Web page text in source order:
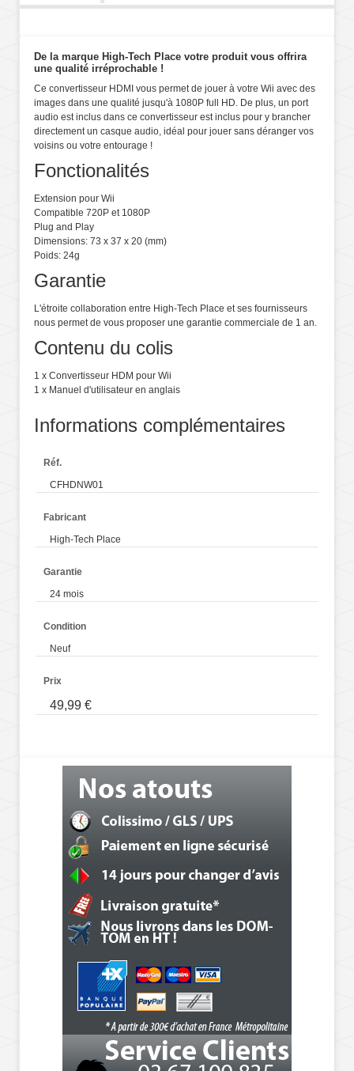
De la marque High-Tech Place votre produit vous offrira
une qualité irréprochable !
Ce convertisseur HDMI vous permet de jouer à votre Wii avec des
images dans une qualité jusqu'à 1080P full HD. De plus, un port
audio est inclus dans ce convertisseur est inclus pour y brancher
directement un casque audio, idéal pour jouer sans déranger vos
voisins ou votre entourage !
Fonctionalités
Extension pour Wii
Compatible 720P et 1080P
Plug and Play
Dimensions: 73 x 37 x 20 (mm)
Poids: 24g
Garantie
L'étroite collaboration entre High-Tech Place et ses fournisseurs
nous permet de vous proposer une garantie commerciale de 1 an.
Contenu du colis
1 x Convertisseur HDM pour Wii
1 x Manuel d'utilisateur en anglais
Informations complémentaires
Réf.
CFHDNW01
Fabricant
High-Tech Place
Garantie
24 mois
Condition
Neuf
Prix
49,99 €